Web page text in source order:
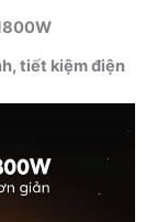
tiết kiệm điện